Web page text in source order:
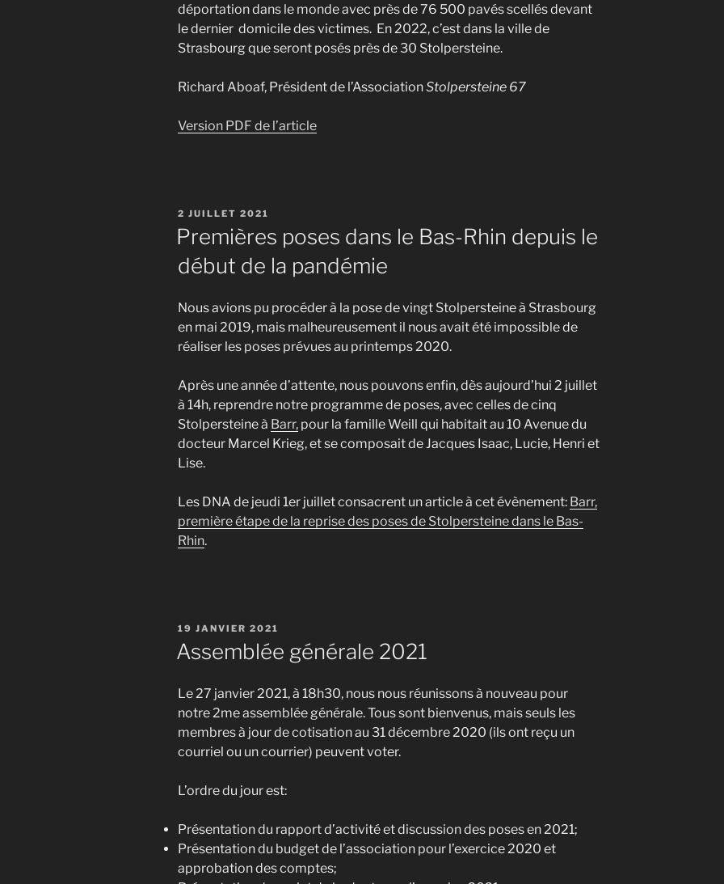
déportation dans le monde avec près de 76 500 pavés scellés devant
le dernier domicile des victimes. En 2022, c’est dans la ville de
Strasbourg que seront posés près de 30 Stolpersteine.
Richard Aboaf, Président de l’AssociationStolpersteine 67
Version PDF de l’article
PUBLIÉ
2 JUILLET 2021
Premières poses dans le Bas-Rhin depuis le
début de la pandémie
Nous avions pu procéder à la pose de vingt Stolpersteine à Strasbourg
en mai 2019, mais malheureusement il nous avait été impossible de
réaliser les poses prévues au printemps 2020.
Après une année d’attente, nous pouvons enfin, dès aujourd’hui 2 juillet
à 14h, reprendre notre programme de poses, avec celles de cinq
Stolpersteine à Barr, pour la famille Weill qui habitait au 10 Avenue du
docteur Marcel Krieg, et se composait de Jacques Isaac, Lucie, Henri et
Lise.
Les DNA de jeudi 1er juillet consacrent un article à cet évènement: Barr,
première étape de la reprise des poses de Stolpersteine dans le Bas-
Rhin.
PUBLIÉ
LE
19 JANVIER 2021
Assemblée générale 2021
Le 27 janvier 2021, à 18h30, nous nous réunissons à nouveau pour
notre 2me assemblée générale. Tous sont bienvenus, mais seuls les
membres à jour de cotisation au 31 décembre 2020 (ils ont reçu un
courriel ou un courrier) peuvent voter.
L’ordre du jour est:
Présentation du rapport d’activité et discussion des poses en 2021;
Présentation du budget de l’association pour l’exercice 2020 et
approbation des comptes;